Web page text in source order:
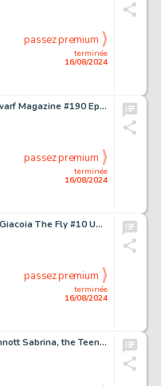
terminée
16/08/2024
passez premium
Des Hanley White Dwarf Magazine #190 Epic Slaanesh War Machines Page 27 Illustration Original Art (Games Workshop, 1995).
terminée
16/08/2024
passez premium
Dick Ayers and Frank Giacoia The Fly #10 Unpublished Cover Original Art (Archie, 1985).
terminée
16/08/2024
passez premium
Al Hartley and Joe Sinnott Sabrina, the Teenage Witch #5 Complete 5-Page Story "Spook Out" Original Art (Archie, 1972). (Total: 5 Original Art)